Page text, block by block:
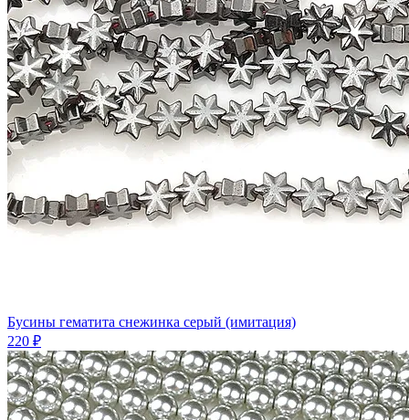
Бусины гематита снежинка серый (имитация)
220 ₽